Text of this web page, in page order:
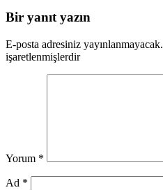
Bir yanıt yazın
E-posta adresiniz yayınlanmayacak.
işaretlenmişlerdir
Yorum *
Ad *